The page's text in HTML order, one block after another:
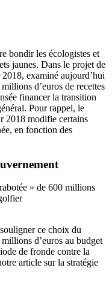
bondir les écologistes et
jaunes. Dans le projet de
examiné aujourd’hui
d’euros de recettes
financer la transition
Pour rappel, le
2018 modifie certains
en fonction des
» de 600 millions
ce choix du
d’euros au budget
de fronde contre la
article sur la stratégie